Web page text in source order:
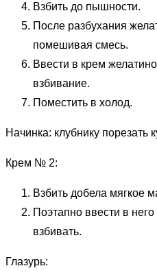
Взбить до пышности.
После разбухания
помешивая смесь.
Ввести в крем
взбивание.
Поместить в холод.
Начинка: клубнику порезать
Крем № 2:
Взбить добела мягкое
Поэтапно ввести в
взбивать.
Глазурь: